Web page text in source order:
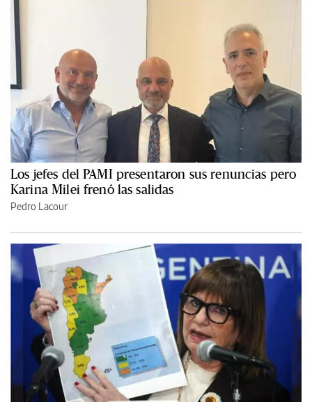
Los jefes del PAMI presentaron sus renuncias pero
Karina Milei frenó las salidas
Pedro Lacour